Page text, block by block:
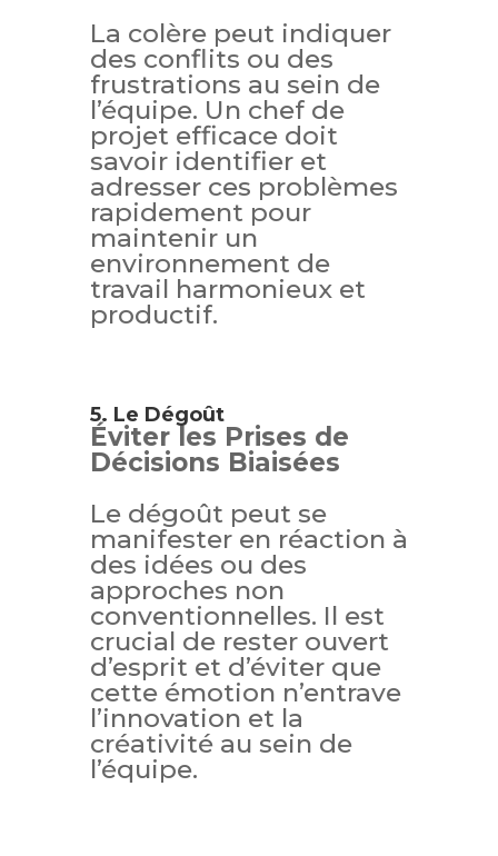
La colère peut indiquer
des conflits ou des
frustrations au sein de
l’équipe. Un chef de
projet efficace doit
savoir identifier et
adresser ces problèmes
rapidement pour
maintenir un
environnement de
travail harmonieux et
productif.
5. Le Dégoût
Éviter les Prises de
Décisions Biaisées
Le dégoût peut se
manifester en réaction à
des idées ou des
approches non
conventionnelles. Il est
crucial de rester ouvert
d’esprit et d’éviter que
cette émotion n’entrave
l’innovation et la
créativité au sein de
l’équipe.